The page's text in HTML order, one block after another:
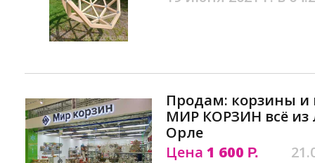
Продам: корзины и
МИР КОРЗИН всё из
Орле
Цена 1 600 Р.